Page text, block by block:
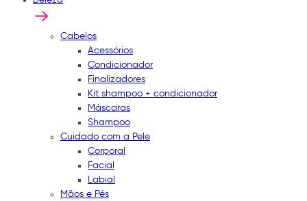
Cabelos
Acessórios
Condicionador
Finalizadores
Kit shampoo + condicionador
Máscaras
Shampoo
Cuidado com a Pele
Corporal
Facial
Labial
Mãos e Pés